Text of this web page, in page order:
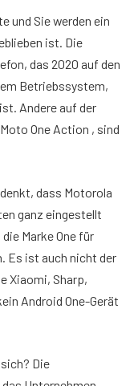
und Sie werden ein
ist. Die
das 2020 auf den
Betriebssystem,
Andere auf der
One Action , sind
dass Motorola
ganz eingestellt
Marke One für
Es ist auch nicht der
Xiaomi, Sharp,
Android One-Gerät
Die